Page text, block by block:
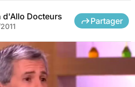
d'Allo Docteurs Partager